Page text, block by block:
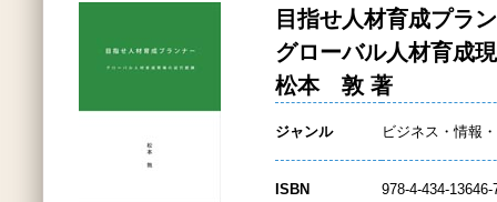
目指せ人材育成プラ
グローバル人材育成
松本 敦 著
ジャンル ビジネス・情報
ISBN 978-4-434-13646-